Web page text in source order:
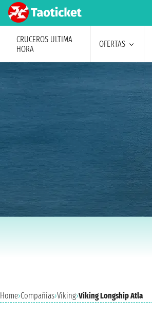
CRUCEROS ULTIMA
HORA
OFERTAS
Home›Compañías›Viking›Viking Longship Atla